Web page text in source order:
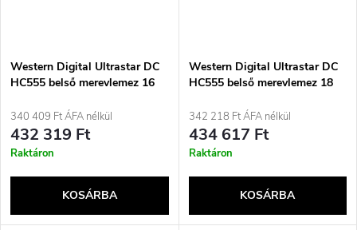
Western Digital Ultrastar DC
HC555 belső merevlemez 16
3,5&quot; Serial ATA III
340 409 Ft ÁFA nélkül
432 319 Ft
Raktáron
KOSÁRBA
Western Digital Ultrastar DC
HC555 belső merevlemez 18
3,5&quot; Serial ATA III
342 218 Ft ÁFA nélkül
434 617 Ft
Raktáron
KOSÁRBA